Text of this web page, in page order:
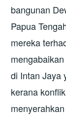
bangunan
Papua
mereka
di Intan Jaya
kerana